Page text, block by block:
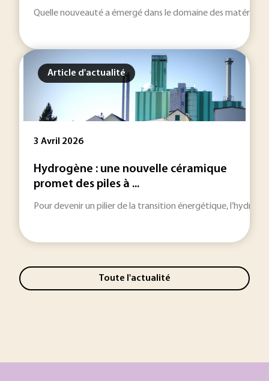
Quelle nouveauté a émergé dans le domaine des
Article d'actualité
3 Avril 2026
Hydrogène : une nouvelle céramique
promet des piles à ...
Pour devenir un pilier de la transition énergétique,
Toute l'actualité